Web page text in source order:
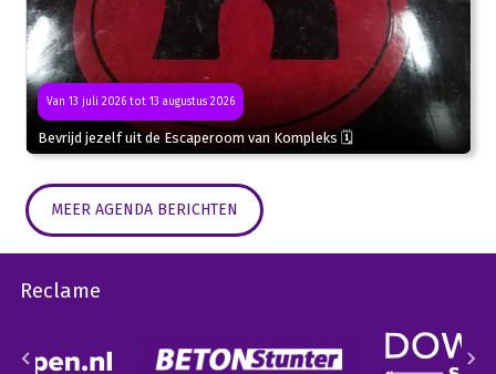
Van 13 juli 2026 tot 13 augustus 2026
Bevrijd jezelf uit de Escaperoom van Kompleks 🗓
MEER AGENDA BERICHTEN
Reclame